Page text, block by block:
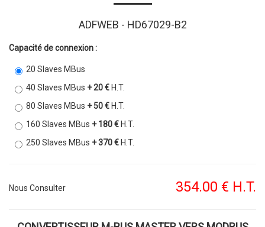
ADFWEB - HD67029-B2
Capacité de connexion :
20 Slaves MBus
40 Slaves MBus + 20 € H.T.
80 Slaves MBus + 50 € H.T.
160 Slaves MBus + 180 € H.T.
250 Slaves MBus + 370 € H.T.
354.00 € H.T.
Nous Consulter